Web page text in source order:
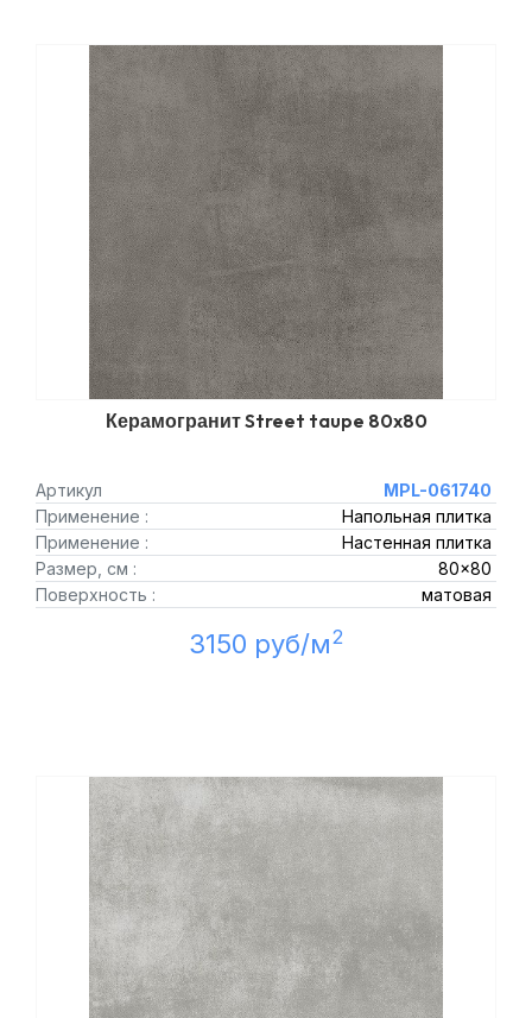
Керамогранит Street taupe 80x80
Артикул
MPL-061740
Применение :
Напольная плитка
Применение :
Настенная плитка
Размер, см :
80x80
Поверхность :
матовая
3150 руб/м2